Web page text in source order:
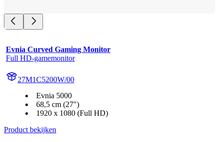
Evnia Curved Gaming Monitor
Full HD-gamemonitor
27M1C5200W/00
Evnia 5000
68,5 cm (27")
1920 x 1080 (Full HD)
Product bekijken